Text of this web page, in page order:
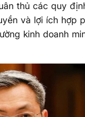
thủ các quy
và lợi ích hợp
kinh doanh